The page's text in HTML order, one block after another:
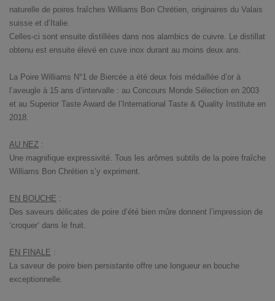
naturelle de poires fraîches Williams Bon Chrétien, originaires du Valais
suisse et d’Italie.
Celles-ci sont ensuite distillées dans nos alambics de cuivre. Le distillat
obtenu est ensuite élevé en cuve inox durant au moins deux ans.
La Poire Williams N°1 de Biercée a été deux fois médaillée d’or à
l’aveugle à 15 ans d’intervalle : au Concours Monde Sélection en 2003
et au Superior Taste Award de l’International Taste & Quality Institute en
2018.
AU NEZ :
Une magnifique expressivité. Tous les arômes subtils de la poire fraîche
Williams Bon Chrétien s’y expriment.
EN BOUCHE :
Des saveurs délicates de poire d’été bien mûre donnent l’impression de
‘croquer‘ dans le fruit.
EN FINALE :
La saveur de poire bien persistante offre une longueur en bouche
exceptionnelle.